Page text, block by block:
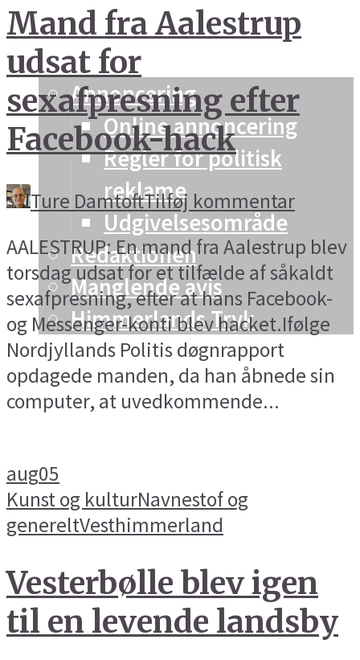
Vesthimmerland
Info og kontakt
Annoncering
Online annoncering
Regler for politisk
reklame
Udgivelsesområde
Redaktionen
Manglende avis
Himmerlands Tryk
Mand fra Aalestrup
udsat for
sexafpresning efter
Facebook-hack
Ture DamtoftTilføj kommentar
AALESTRUP: En mand fra Aalestrup blev
torsdag udsat for et tilfælde af såkaldt
sexafpresning, efter at hans Facebook-
og Messenger-konti blev hacket.Ifølge
Nordjyllands Politis døgnrapport
opdagede manden, da han åbnede sin
computer, at uvedkommende...
aug05
Kunst og kulturNavnestof og
genereltVesthimmerland
Vesterbølle blev igen
til en levende landsby